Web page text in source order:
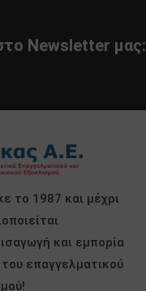
Newsletter μας:
το 1987 και μέχρι
και εμπορία
επαγγελματικού